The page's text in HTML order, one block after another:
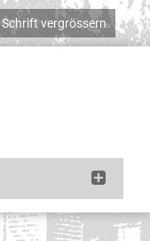
Schrift vergrössern